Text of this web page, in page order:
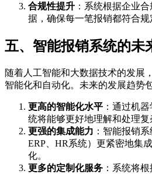
合规性提升 ：系统根据企业
据，确保每一笔报销都符合规
五、智能报销系统的未
随着人工智能和大数据技术的发展
智能化和自动化。未来的发展趋势
更高的智能化水平 ：通过机
统将能够更好地理解和处理复
更强的集成能力 ：智能报销
ERP、HR系统）更紧密地集
化。
更多的定制化服务 ：系统将